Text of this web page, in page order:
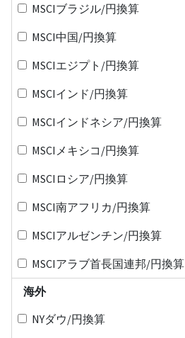
MSCIブラジル/円換算
MSCI中国/円換算
MSCIエジプト/円換算
MSCIインド/円換算
MSCIインドネシア/円換算
MSCIメキシコ/円換算
MSCIロシア/円換算
MSCI南アフリカ/円換算
MSCIアルゼンチン/円換算
MSCIアラブ首長国連邦/円換算
海外
NYダウ/円換算